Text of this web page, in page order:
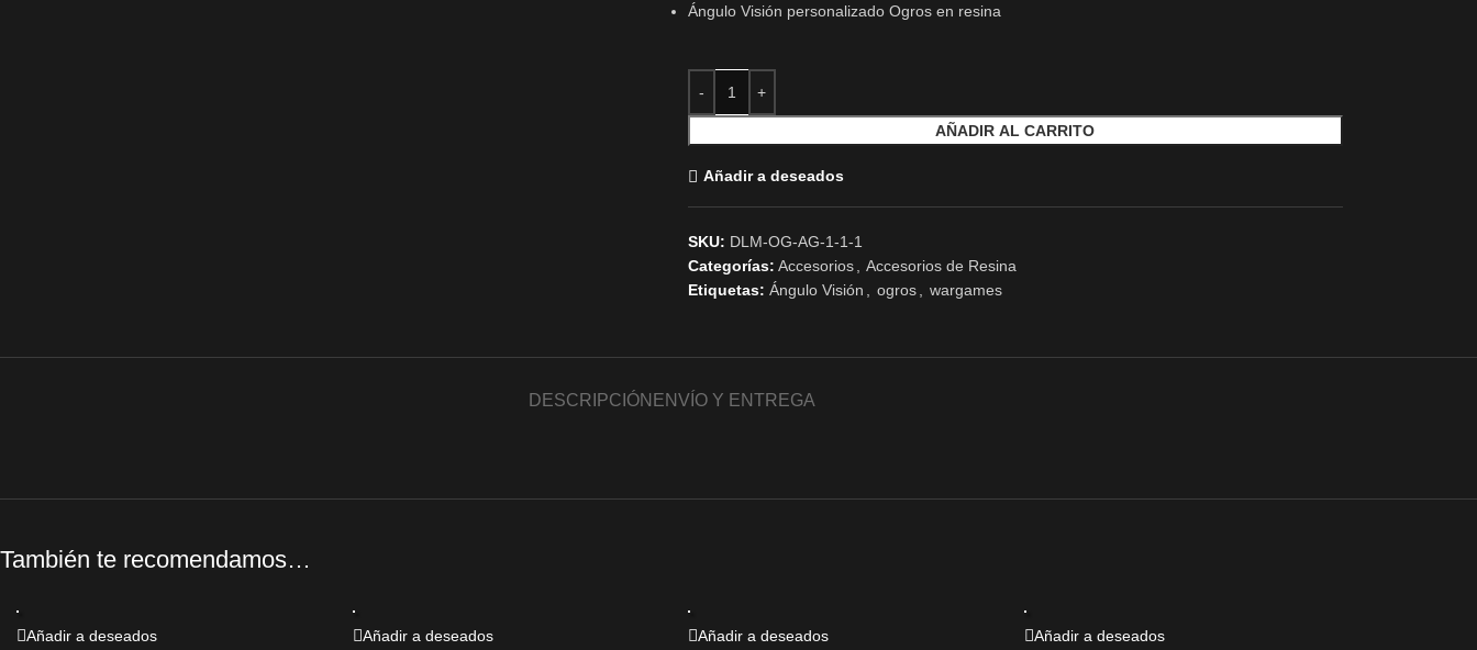
Ángulo Visión personalizado Ogros en resina
AÑADIR AL CARRITO
Añadir a deseados
SKU: DLM-OG-AG-1-1-1
Categorías: Accesorios
Accesorios de Resina
Etiquetas: Ángulo Visión ogros wargames
DESCRIPCIÓN ENVÍO Y ENTREGA
También te recomendamos…
Añadir a deseados
Añadir a deseados
Añadir a deseados
Añadir a deseados